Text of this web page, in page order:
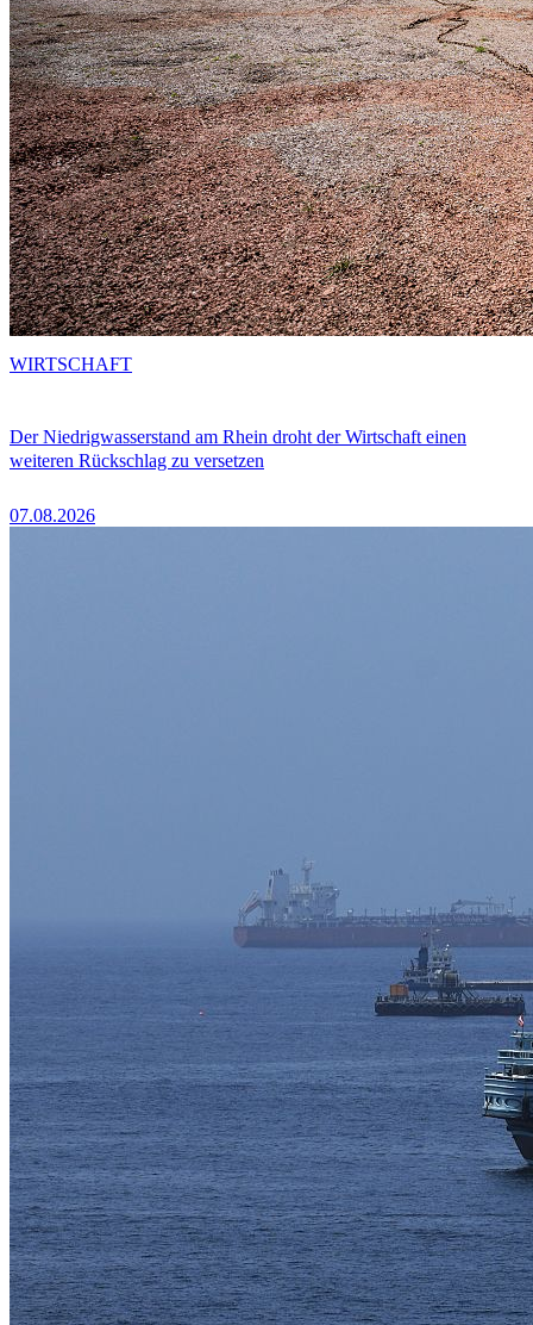
Der Niedrigwasserstand am Rhein droht der Wirtschaft einen
weiteren Rückschlag zu versetzen
07.08.2026
WIRTSCHAFT